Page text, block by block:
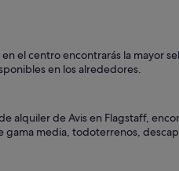
el centro encontrarás la mayor
en los alrededores.
alquiler de Avis en Flagstaff,
media, todoterrenos,